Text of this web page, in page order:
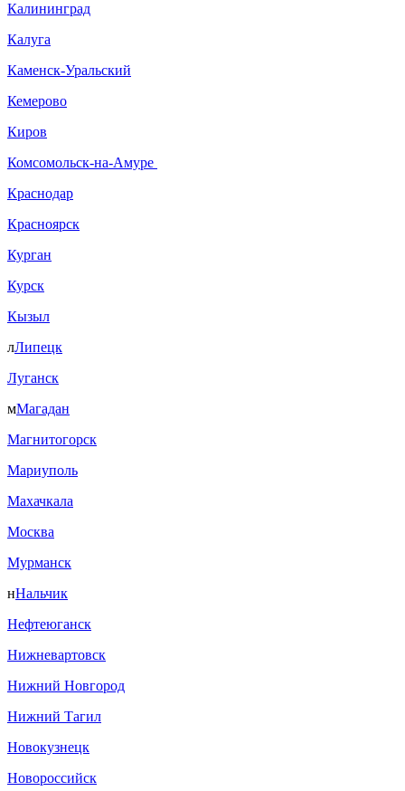
Калининград
Калуга
Каменск-Уральский
Кемерово
Киров
Комсомольск-на-Амуре
Краснодар
Красноярск
Курган
Курск
Кызыл
лЛипецк
Луганск
мМагадан
Магнитогорск
Мариуполь
Махачкала
Москва
Мурманск
нНальчик
Нефтеюганск
Нижневартовск
Нижний Новгород
Нижний Тагил
Новокузнецк
Новороссийск